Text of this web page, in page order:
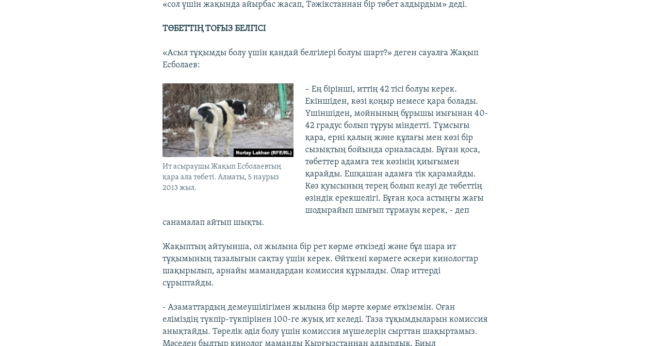
«сол үшін жақында айырбас жасап, Тәжікстаннан бір төбет алдырдым» деді.
ТӨБЕТТІҢ ТОҒЫЗ БЕЛГІСІ
«Асыл тұқымды болу үшін қандай белгілері болуы шарт?» деген сауалға Жақып
Есболаев:
Ит асыраушы Жақып Есболаевтың
қара ала төбеті. Алматы, 5 наурыз
2013 жыл.
– Ең бірінші, иттің 42 тісі болуы керек.
Екіншіден, көзі қоңыр немесе қара болады.
Үшіншіден, мойнының бұрышы иығынан 40-
42 градус болып тұруы міндетті. Тұмсығы
қара, ерні қалың және құлағы мен көзі бір
сызықтың бойында орналасады. Бұған қоса,
төбеттер адамға тек көзінің қиығымен
қарайды. Ешқашан адамға тік қарамайды.
Көз қуысының терең болып келуі де төбеттің
өзіндік ерекшелігі. Бұған қоса астыңғы жағы
шодырайып шығып тұрмауы керек, - деп
санамалап айтып шықты.
Жақыптың айтуынша, ол жылына бір рет көрме өткізеді және бұл шара ит
тұқымының тазалығын сақтау үшін керек. Өйткені көрмеге әскери кинологтар
шақырылып, арнайы мамандардан комиссия құрылады. Олар иттерді
сұрыптайды.
- Азаматтардың демеушілігімен жылына бір мәрте көрме өткіземін. Оған
еліміздің түкпір-түкпірінен 100-ге жуық ит келеді. Таза тұқымдыларын комиссия
анықтайды. Төрелік әділ болу үшін комиссия мүшелерін сырттан шақыртамыз.
Мәселен былтыр кинолог маманды Қырғызстаннан алдырдық. Биыл